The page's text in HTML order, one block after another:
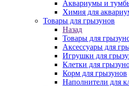
Аквариумы и
Химия для
Товары для грызунов
Назад
Товары для
Аксессуары для
Игрушки для
Клетки для
Корм для грызунов
Наполнители для